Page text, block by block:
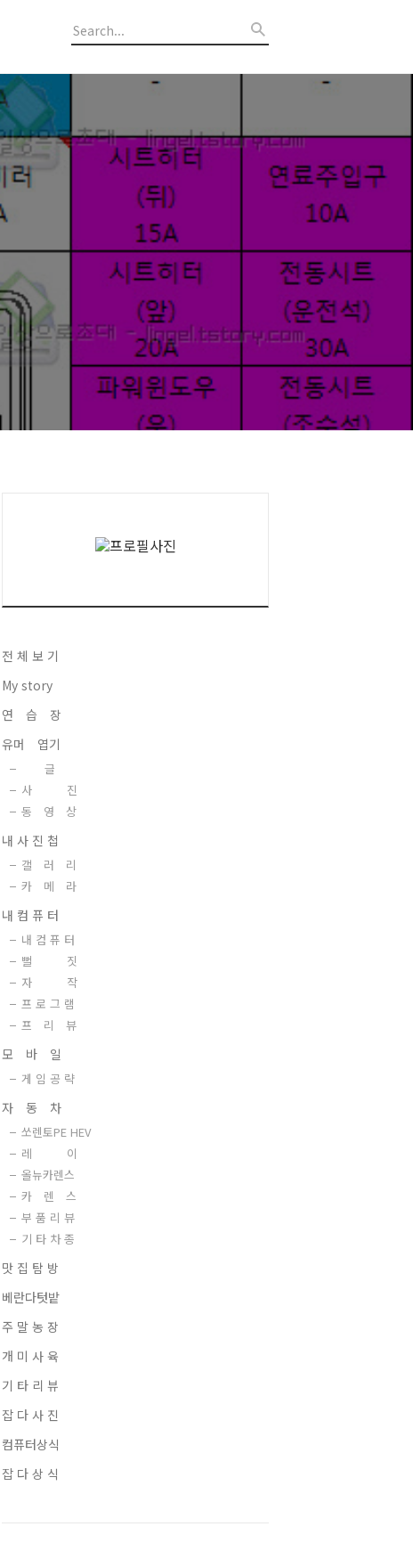
전 체 보 기
My story
연 습 장
유머 엽기
글
사 진
동 영 상
내 사 진 첩
갤 러 리
카 메 라
내 컴 퓨 터
내 컴 퓨 터
뻘 짓
자 작
프 로 그 램
프 리 뷰
모 바 일
게 임 공 략
자 동 차
쏘렌토PE HEV
레 이
올뉴카렌스
카 렌 스
부 품 리 뷰
기 타 차 종
맛 집 탐 방
베란다텃밭
주 말 농 장
개 미 사 육
기 타 리 뷰
잡 다 사 진
컴퓨터상식
잡 다 상 식